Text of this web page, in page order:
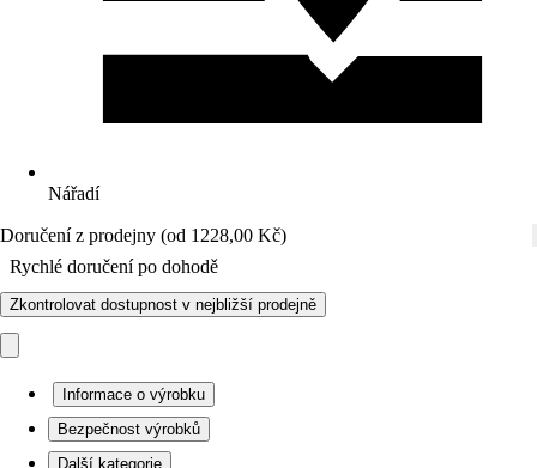
Nářadí
Doručení z prodejny (od 1228,00 Kč)
Rychlé doručení po dohodě
Zkontrolovat dostupnost v nejbližší prodejně
Informace o výrobku
Bezpečnost výrobků
Další kategorie